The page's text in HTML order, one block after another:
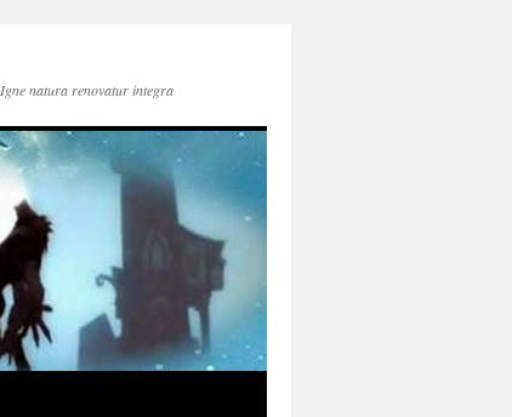
Igne natura renovatur integra